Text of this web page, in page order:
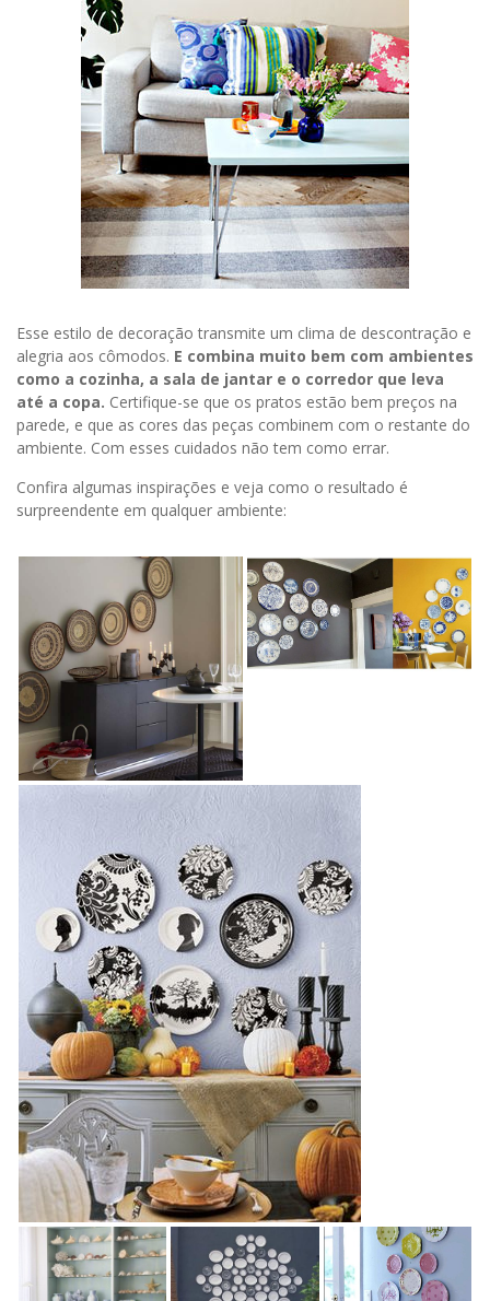
Esse estilo de decoração transmite um clima de descontração e
alegria aos cômodos. E combina muito bem com ambientes
como a cozinha, a sala de jantar e o corredor que leva
até a copa. Certifique-se que os pratos estão bem preços na
parede, e que as cores das peças combinem com o restante do
ambiente. Com esses cuidados não tem como errar.
Confira algumas inspirações e veja como o resultado é
surpreendente em qualquer ambiente: